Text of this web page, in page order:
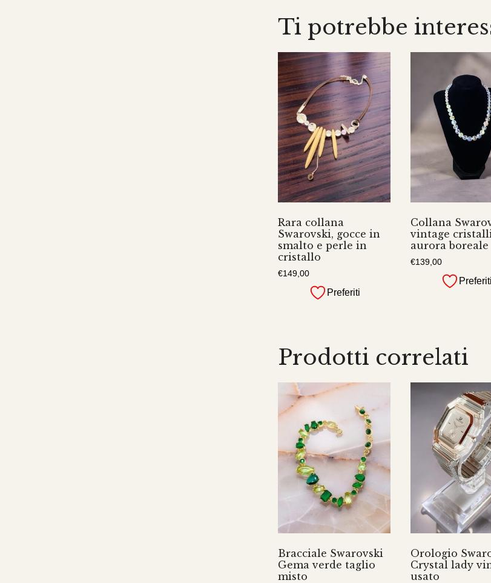
Ti potrebbe
Rara collana
Swarovski, gocce in
smalto e perle in
cristallo
€149,00
Preferiti
Collana
vintage
aurora boreale
€139,00
Preferiti
Prodotti correlati
Bracciale Swarovski
Gema verde taglio
misto
Orologio
Crystal lady
usato